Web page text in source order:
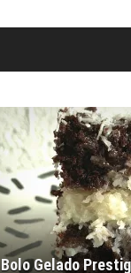
Bolo Gelado